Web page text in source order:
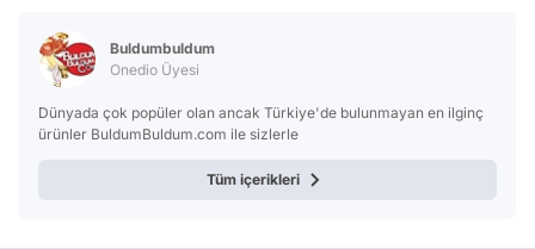
Buldumbuldum
Onedio Üyesi
Dünyada çok popüler olan ancak Türkiye'de bulunmayan en ilginç
ürünler BuldumBuldum.com ile sizlerle
Tüm içerikleri